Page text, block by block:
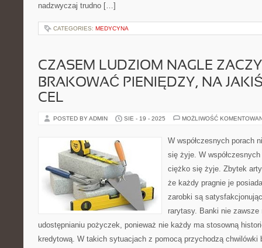
nadzwyczaj trudno […]
CATEGORIES: MEDYCYNA
CZASEM LUDZIOM NAGLE
BRAKOWAĆ PIENIĘDZY, NA
CEL
POSTED BY ADMIN SIE - 19 - 2025 MOŻLIWOŚĆ
W współczesnych porach
się żyje. W
ciężko się żyje. Zbytek
że każdy pragnie je
zarobki są
rarytasy. Banki nie zawsze
udostępnianiu pożyczek, ponieważ nie każdy ma stosowną
kredytową. W takich sytuacjach z pomocą przychodzą chwilówki